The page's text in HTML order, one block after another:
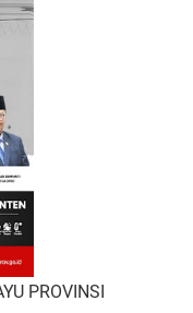
PROVINSI